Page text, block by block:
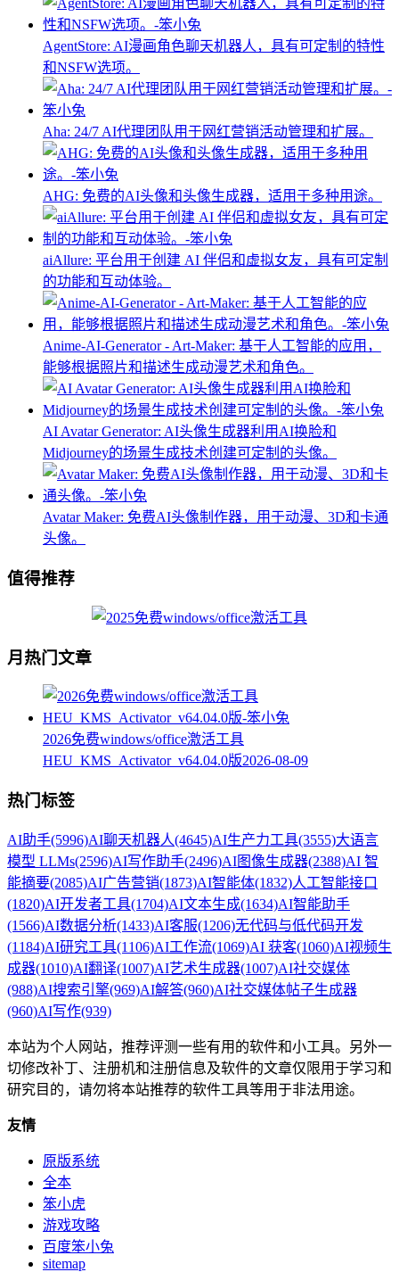
AgentStore: AI漫画角色聊天机器人，具有可定制的特性
和NSFW选项。
Aha: 24/7 AI代理团队用于网红营销活动管理和扩展。
AHG: 免费的AI头像和头像生成器，适用于多种用途。
aiAllure: 平台用于创建 AI 伴侣和虚拟女友，具有可定制
的功能和互动体验。
Anime-AI-Generator - Art-Maker: 基于人工智能的应用，
能够根据照片和描述生成动漫艺术和角色。
AI Avatar Generator: AI头像生成器利用AI换脸和
Midjourney的场景生成技术创建可定制的头像。
Avatar Maker: 免费AI头像制作器，用于动漫、3D和卡通
头像。
值得推荐
月热门文章
2026免费windows/office激活工具
HEU_KMS_Activator_v64.04.0版2026-08-09
热门标签
AI助手(5996)AI聊天机器人(4645)AI生产力工具(3555)大语言
模型 LLMs(2596)AI写作助手(2496)AI图像生成器(2388)AI 智
能摘要(2085)AI广告营销(1873)AI智能体(1832)人工智能接口
(1820)AI开发者工具(1704)AI文本生成(1634)AI智能助手
(1566)AI数据分析(1433)AI客服(1206)无代码与低代码开发
(1184)AI研究工具(1106)AI工作流(1069)AI 获客(1060)AI视频生
成器(1010)AI翻译(1007)AI艺术生成器(1007)AI社交媒体
(988)AI搜索引擎(969)AI解答(960)AI社交媒体帖子生成器
(960)AI写作(939)
本站为个人网站，推荐评测一些有用的软件和小工具。另外一
切修改补丁、注册机和注册信息及软件的文章仅限用于学习和
研究目的，请勿将本站推荐的软件工具等用于非法用途。
友情
原版系统
全本
笨小虎
游戏攻略
百度笨小兔
sitemap